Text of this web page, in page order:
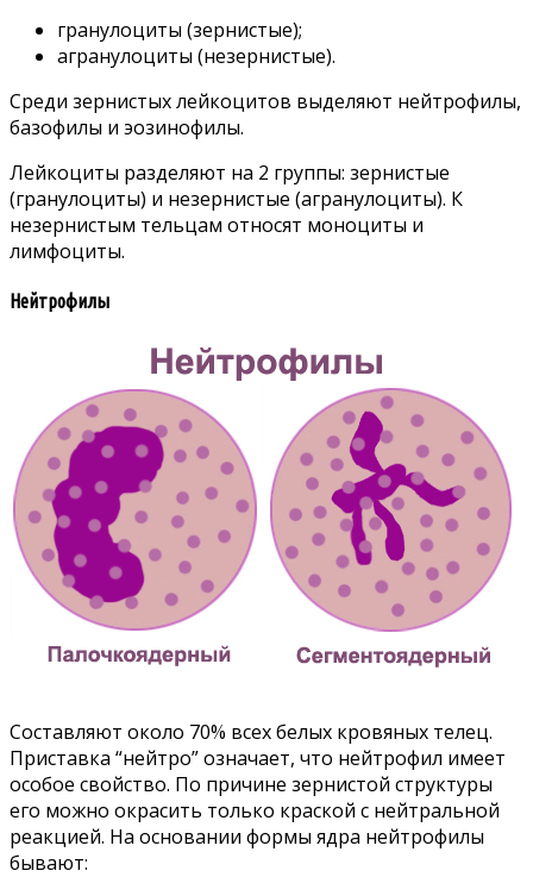
гранулоциты (зернистые);
агранулоциты (незернистые).
Среди зернистых лейкоцитов выделяют нейтрофилы,
базофилы и эозинофилы.
Лейкоциты разделяют на 2 группы: зернистые
(гранулоциты) и незернистые (агранулоциты). К
незернистым тельцам относят моноциты и
лимфоциты.
Нейтрофилы
Составляют около 70% всех белых кровяных телец.
Приставка “нейтро” означает, что нейтрофил имеет
особое свойство. По причине зернистой структуры
его можно окрасить только краской с нейтральной
реакцией. На основании формы ядра нейтрофилы
бывают: